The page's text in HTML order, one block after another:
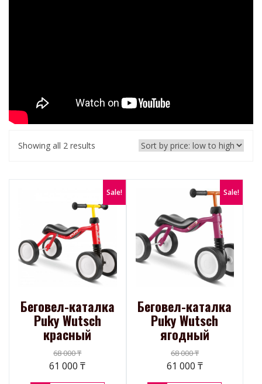
Showing all 2 results
Sale!
Беговел-каталка
Puky Wutsch
красный
68 000₸
61 000₸
Sale!
Беговел-каталка
Puky Wutsch
ягодный
68 000₸
61 000 ₸